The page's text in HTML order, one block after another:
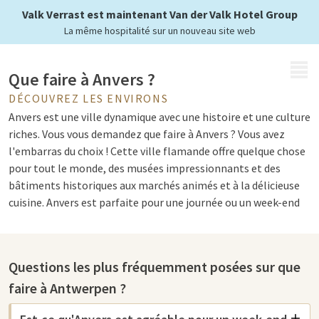
Valk Verrast est maintenant Van der Valk Hotel Group
La même hospitalité sur un nouveau site web
Que faire à Anvers ?
DÉCOUVREZ LES ENVIRONS
Anvers est une ville dynamique avec une histoire et une culture
riches. Vous vous demandez que faire à Anvers ? Vous avez
l'embarras du choix ! Cette ville flamande offre quelque chose
pour tout le monde, des musées impressionnants et des
bâtiments historiques aux marchés animés et à la délicieuse
cuisine. Anvers est parfaite pour une journée ou un week-end
Monuments à Anvers
Questions les plus fréquemment posées sur que
faire à Antwerpen ?